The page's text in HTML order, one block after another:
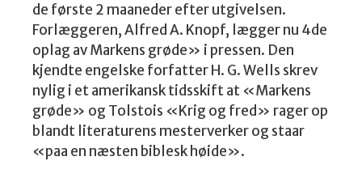
de første 2 maaneder efter utgivelsen.
Forlæggeren, Alfred A. Knopf, lægger nu 4de
oplag av Markens grøde» i pressen. Den
kjendte engelske forfatter H. G. Wells skrev
nylig i et amerikansk tidsskift at «Markens
grøde» og Tolstois «Krig og fred» rager op
blandt literaturens mesterverker og staar
«paa en næsten biblesk høide».